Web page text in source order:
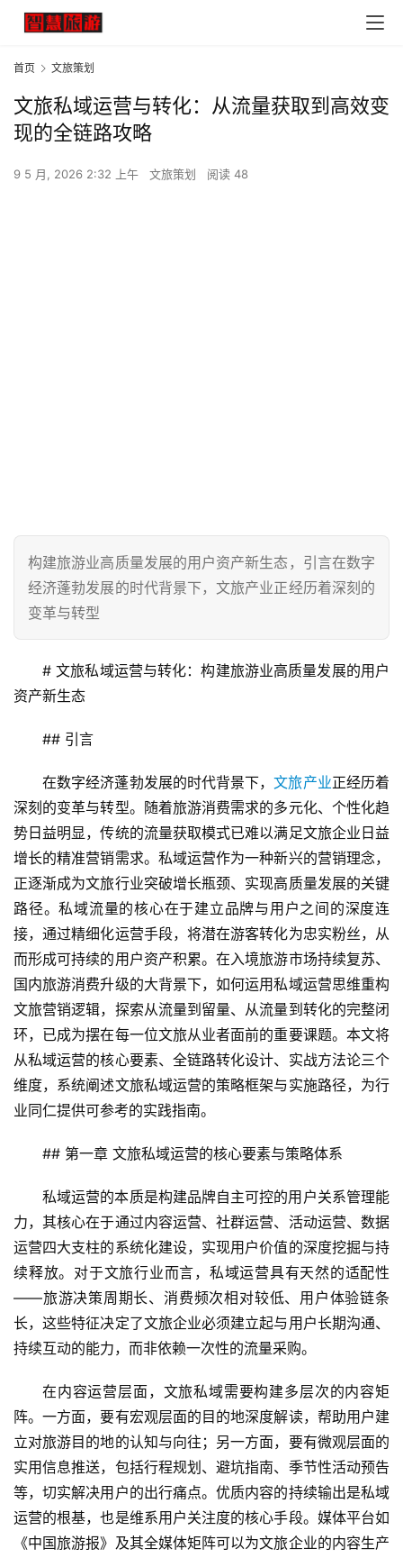
首页 文旅策划
文旅私域运营与转化：从流量获取到高效变
现的全链路攻略
9 5 月, 2026 2:32 上午 文旅策划 阅读 48
构建旅游业高质量发展的用户资产新生态，引言在数字
经济蓬勃发展的时代背景下，文旅产业正经历着深刻的
变革与转型
# 文旅私域运营与转化：构建旅游业高质量发展的用户
资产新生态
## 引言
在数字经济蓬勃发展的时代背景下，文旅产业正经历着
深刻的变革与转型。随着旅游消费需求的多元化、个性化趋
势日益明显，传统的流量获取模式已难以满足文旅企业日益
增长的精准营销需求。私域运营作为一种新兴的营销理念，
正逐渐成为文旅行业突破增长瓶颈、实现高质量发展的关键
路径。私域流量的核心在于建立品牌与用户之间的深度连
接，通过精细化运营手段，将潜在游客转化为忠实粉丝，从
而形成可持续的用户资产积累。在入境旅游市场持续复苏、
国内旅游消费升级的大背景下，如何运用私域运营思维重构
文旅营销逻辑，探索从流量到留量、从流量到转化的完整闭
环，已成为摆在每一位文旅从业者面前的重要课题。本文将
从私域运营的核心要素、全链路转化设计、实战方法论三个
维度，系统阐述文旅私域运营的策略框架与实施路径，为行
业同仁提供可参考的实践指南。
## 第一章 文旅私域运营的核心要素与策略体系
私域运营的本质是构建品牌自主可控的用户关系管理能
力，其核心在于通过内容运营、社群运营、活动运营、数据
运营四大支柱的系统化建设，实现用户价值的深度挖掘与持
续释放。对于文旅行业而言，私域运营具有天然的适配性
——旅游决策周期长、消费频次相对较低、用户体验链条
长，这些特征决定了文旅企业必须建立起与用户长期沟通、
持续互动的能力，而非依赖一次性的流量采购。
在内容运营层面，文旅私域需要构建多层次的内容矩
阵。一方面，要有宏观层面的目的地深度解读，帮助用户建
立对旅游目的地的认知与向往；另一方面，要有微观层面的
实用信息推送，包括行程规划、避坑指南、季节性活动预告
等，切实解决用户的出行痛点。优质内容的持续输出是私域
运营的根基，也是维系用户关注度的核心手段。媒体平台如
《中国旅游报》及其全媒体矩阵可以为文旅企业的内容生产